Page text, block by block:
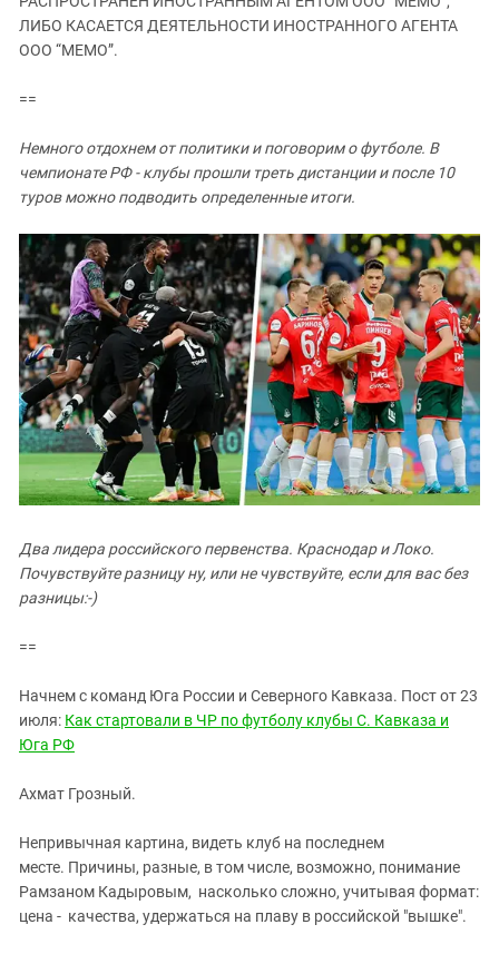
ЗАСТАВЛЯЕТ
КАВКАЗ ЗА ПАЛЕСТИНУ
Дагестан
Ингушетия
Карачаево-Черкесия
Краснодарский край
Российская Федерация
Ростовская область
Северная Осетия - Алания
СКФО
Ставропольский край
Чечня
Южная Осетия
Южный Кавказ
ЛИБО КАСАЕТСЯ ДЕЯТЕЛЬНОСТИ ИНОСТРАННОГО АГЕНТА
ООО “МЕМО”.
==
Немного отдохнем от политики и поговорим о футболе. В
чемпионате РФ - клубы прошли треть дистанции и после 10
туров можно подводить определенные итоги.
Два лидера российского первенства. Краснодар и Локо.
Почувствуйте разницу ну, или не чувствуйте, если для вас без
разницы:-)
==
Начнем с команд Юга России и Северного Кавказа. Пост от 23
июля: Как стартовали в ЧР по футболу клубы С. Кавказа и
Юга РФ
Ахмат Грозный.
Непривычная картина, видеть клуб на последнем
месте. Причины, разные, в том числе, возможно, понимание
Рамзаном Кадыровым, насколько сложно, учитывая формат:
цена - качества, удержаться на плаву в российской "вышке".